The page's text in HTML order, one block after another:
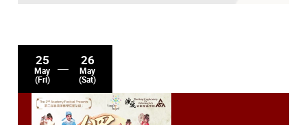
25
May
(Fri)
26
May
(Sat)